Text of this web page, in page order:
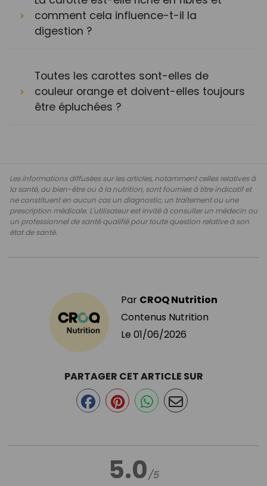
comment cela influence-t-il la
digestion ?
Toutes les carottes sont-elles de
couleur orange et doivent-elles toujours
être épluchées ?
Les informations diffusées sur les articles, notamment celles relatives à
la santé, au bien-être ou à la nutrition, sont fournies à titre indicatif et
ne constituent en aucun cas un diagnostic, un traitement ou une
prescription médicale. L'utilisateur est invité à consulter un médecin ou
un professionnel de santé qualifié pour toute question relative à son
état de santé.
Par CROQ Nutrition
Contenus Nutrition
Le 01/06/2026
5.0/5
PARTAGER CET ARTICLE SUR